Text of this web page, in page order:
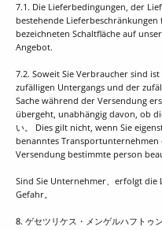
7.1. Die Lieferbedingungen, der
bestehende
bezeichneten Schaltfläche auf
Angebot.
7.2. Soweit Sie Verbraucher sind
zufälligen Untergangs und der
Sache während der Versendung
übergeht, unabhängig davon, ob
い。 Dies gilt nicht, wenn Sie
benanntes
Versendung bestimmte person
Sind Sie Unternehmer、erfolgt
Gefahr。
8. ゲセツリケス・メンゲルハフトゥ